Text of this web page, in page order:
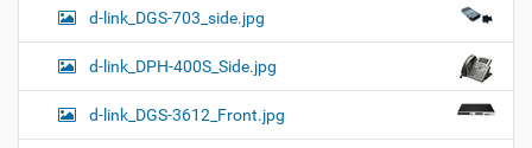
d-link_DGS-703_side.jpg
d-link_DPH-400S_Side.jpg
d-link_DGS-3612_Front.jpg